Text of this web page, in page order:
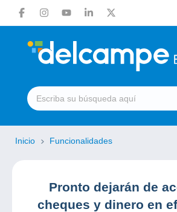
Inicio Funcionalidades
Pronto dejarán de
cheques y dinero en